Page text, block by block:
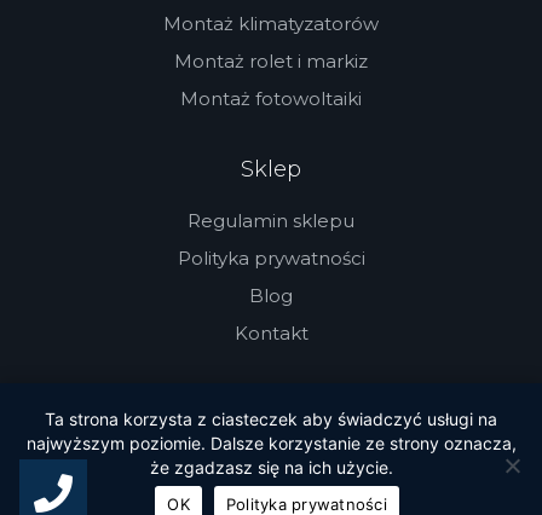
Montaż klimatyzatorów
Montaż rolet i markiz
Montaż fotowoltaiki
Sklep
Regulamin sklepu
Polityka prywatności
Blog
Kontakt
Auto-mobil 2026. Wszystkie prawa
zastrzeżone. Administrowane przez Michał
Ta strona korzysta z ciasteczek aby świadczyć usługi na
najwyższym poziomie. Dalsze korzystanie ze strony oznacza,
że zgadzasz się na ich użycie.
OK Polityka prywatności